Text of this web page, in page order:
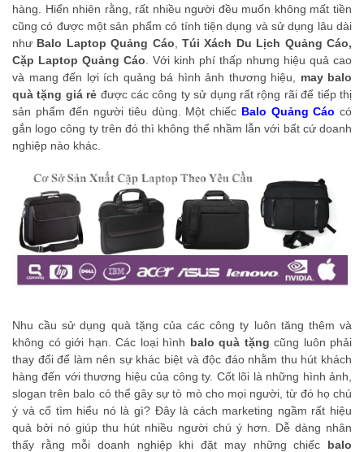
hàng. Hiển nhiên rằng, rất nhiều người đều muốn không mất tiền
cũng có được một sản phẩm có tính tiện dụng và sử dụng lâu dài
như Balo Laptop Quảng Cáo ,Túi Xách Du Lịch Quảng Cáo,
Cặp Laptop Quảng Cáo . Với kinh phí thấp nhưng hiệu quả cao
và mang đến lợi ích quảng bá hình ảnh thương hiệu,
may balo
quà tặng giá rẻ được các công ty sử dụng rất rộng rãi để tiếp thị
sản phẩm đến người tiêu dùng. Một chiếc Balo Quảng Cáo có
gắn logo công ty trên đó thì không thể nhầm lẫn với bất cứ doanh
nghiệp nào khác.
Nhu cầu sử dụng quà tặng của các công ty luôn tăng thêm và
không có giới hạn. Các loại hình balo quà tặng cũng luôn phải
thay đổi để làm nên sự khác biệt và độc đáo nhằm thu hút khách
hàng đến với thương hiệu của công ty. Cốt lõi là những hình ảnh,
slogan trên balo có thể gây sự tò mò cho mọi người, từ đó họ chú
ý và cố tìm hiểu nó là gì? Đây là cách marketing ngầm rất hiệu
quả bởi nó giúp thu hút nhiều người chú ý hơn. Dễ dàng nhân
thấy rằng mỗi doanh nghiệp khi đặt may những chiếc
balo